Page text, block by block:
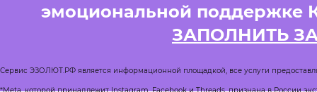
эмоциональной поддержке
ЗАПОЛНИТЬ
Сервис ЭЗОЛЮТ.РФ является информационной площадкой, все услуги